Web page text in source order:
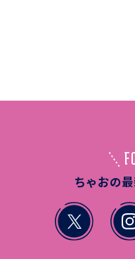
ちゃおの